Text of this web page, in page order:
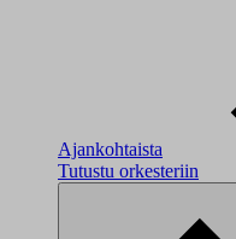
Ajankohtaista
Tutustu orkesteriin